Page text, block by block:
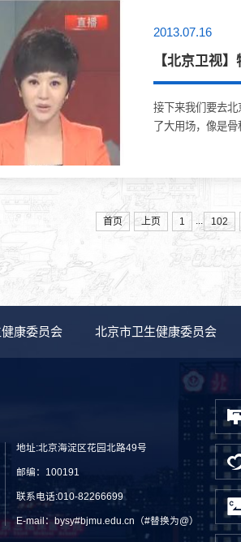
2013.07.16
【北京卫视
接下来我们要去
了大用场，像是
首页 上页 1 ... 102
康委员会 北京市卫生健康委员会
地址:北京海淀区花园北路49号
邮编：100191
联系电话:010-82266699
E-mail：bysy#bjmu.edu.cn（#替换为@）